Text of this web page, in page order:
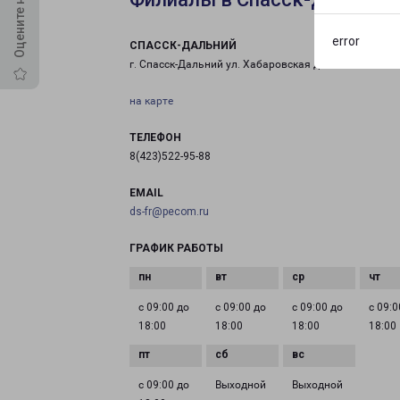
error
СПАССК-ДАЛЬНИЙ
г. Спасск-Дальний ул. Хабаровская д. 4/1
на карте
ТЕЛЕФОН
8(423)522-95-88
EMAIL
ds-fr@pecom.ru
ГРАФИК РАБОТЫ
с 09:00 до
18:00
с 09:00 до
18:00
с 09:00 до
18:00
с
18:00
с 09:00 до
Выходной Выходной